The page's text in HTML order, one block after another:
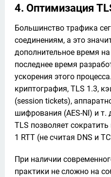
4. Оптимизация
Большинство трафика
соединениям, а это
дополнительное время
последнее время
ускорения этого
криптография, TLS 1.3,
(session tickets),
шифрования (AES-NI) и т.
TLS позволяет
1 RTT (не считая DNS и
При наличии
практики не сложно на